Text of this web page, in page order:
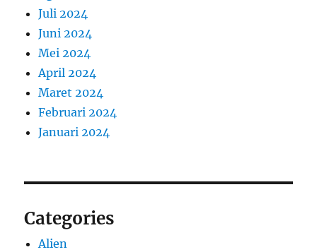
Juli 2024
Juni 2024
Mei 2024
April 2024
Maret 2024
Februari 2024
Januari 2024
Categories
Alien